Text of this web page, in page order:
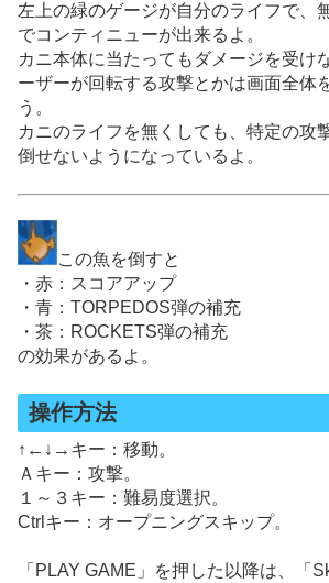
左上の緑のゲージが自分のライフで、
でコンティニューが出来るよ。
カニ本体に当たってもダメージを受け
ーザーが回転する攻撃とかは画面全体
う。
カニのライフを無くしても、特定の攻
倒せないようになっているよ。
この魚を倒すと
・赤：スコアアップ
・青：TORPEDOS弾の補充
・茶：ROCKETS弾の補充
の効果があるよ。
操作方法
↑←↓→キー：移動。
Ａキー：攻撃。
１～３キー：難易度選択。
Ctrlキー：オープニングスキップ。
「PLAY GAME」を押した以降は、「